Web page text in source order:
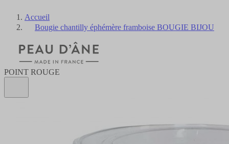
Accueil
Bougie chantilly éphémère framboise BOUGIE BIJOU
POINT ROUGE